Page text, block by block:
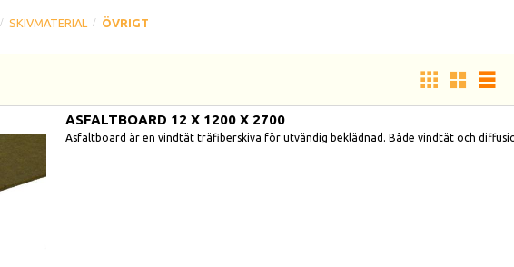
SKIVMATERIAL ÖVRIGT
ASFALTBOARD 12 X 1200 X 2700
Asfaltboard är en vindtät träfiberskiva för utvändig beklädnad. Både vindtät och